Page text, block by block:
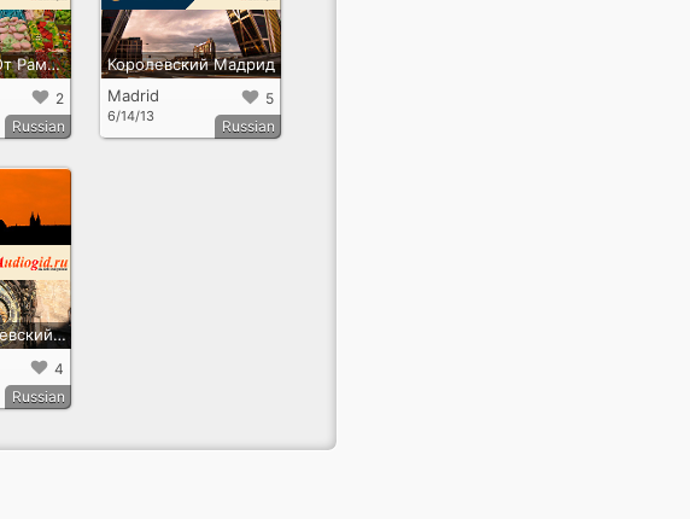
Барселона. От Рамблы до Сьютадельи
2
Russian
Королевский Мадрид
5
Madrid
6/14/13
Russian
Прага. Королевский путь
4
Russian